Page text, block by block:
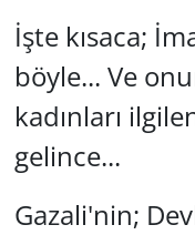
İşte kısaca;
böyle... Ve
kadınları
gelince...
Gazali'nin;